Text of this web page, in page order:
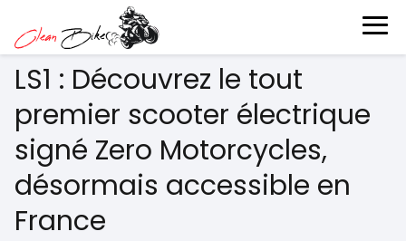
LS1 : Découvrez le tout
premier scooter électrique
signé Zero Motorcycles,
désormais accessible en
France